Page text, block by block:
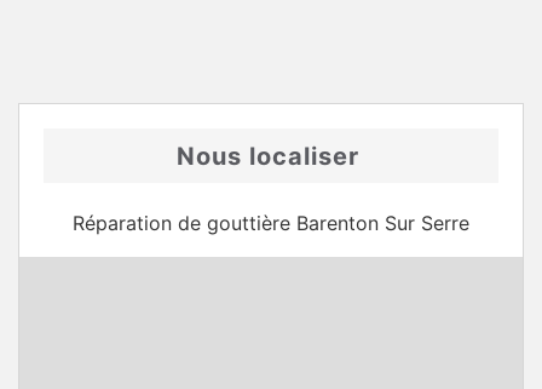
Nous localiser
Réparation de gouttière Barenton Sur Serre